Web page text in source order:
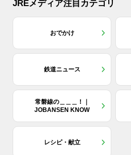
JREメディア注目カテゴリ
おでかけ
鉄道ニュース
常磐線の＿＿＿！｜
JOBANSEN KNOW
レシピ・献立